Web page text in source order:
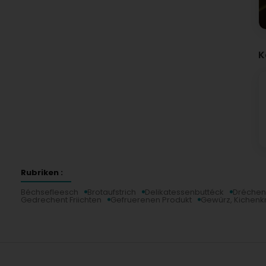
Rubriken :
Béchsefleesch
Brotaufstrich Delikatessenbuttéck
Gedrechent Friichten Gefruerenen Produkt Gewürz,